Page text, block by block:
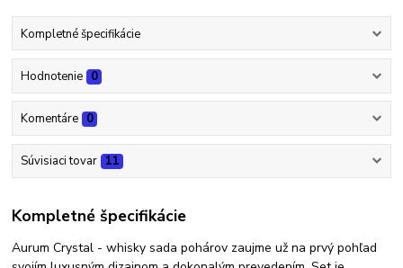
Kompletné špecifikácie
Hodnotenie 0
Komentáre 0
Súvisiaci tovar 11
Kompletné špecifikácie
Aurum Crystal - whisky sada pohárov zaujme už na prvý pohľad